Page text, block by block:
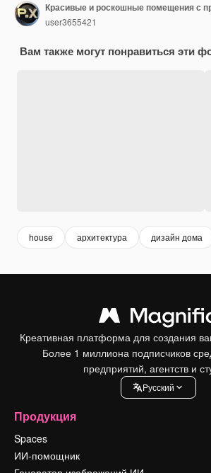
user3655421
Вам также могут понравиться эти
house архитектура дизайн дома
Креативная платформа для создания
Более 1 миллиона подписчиков
предприятий, агентств и
Pусский
Продукция
Spaces
ИИ-помощник